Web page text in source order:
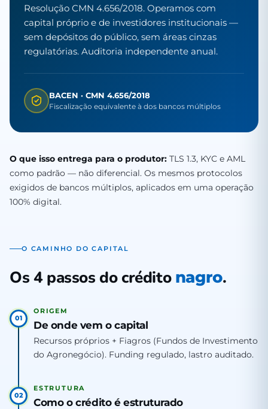
Resolução CMN 4.656/2018. Operamos com
capital próprio e de investidores institucionais —
sem depósitos do público, sem áreas cinzas
regulatórias. Auditoria independente anual.
BACEN · CMN 4.656/2018
Fiscalização equivalente à dos bancos múltiplos
O que isso entrega para o produtor: TLS 1.3, KYC e AML
como padrão — não diferencial. Os mesmos protocolos
exigidos de bancos múltiplos, aplicados em uma operação
100% digital.
O CAMINHO DO CAPITAL
Os 4 passos do crédito nagro.
01
ORIGEM
De onde vem o capital
Recursos próprios + Fiagros (Fundos de Investimento
do Agronegócio). Funding regulado, lastro auditado.
02
ESTRUTURA
Como o crédito é estruturado